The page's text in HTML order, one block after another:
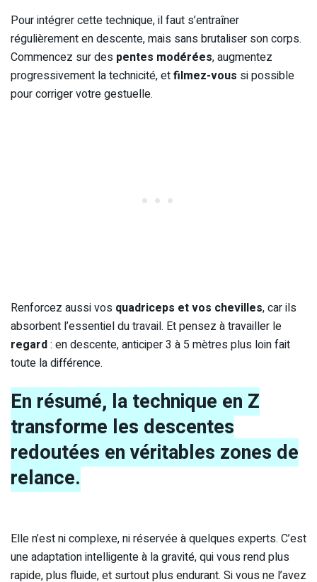
Pour intégrer cette technique, il faut s’entraîner
régulièrement en descente, mais sans brutaliser son corps.
Commencez sur des pentes modérées, augmentez
progressivement la technicité, etfilmez-vous si possible
pour corriger votre gestuelle.
Renforcez aussi vos quadriceps et vos chevilles, car ils
absorbent l’essentiel du travail. Et pensez à travailler le
regard: en descente, anticiper 3 à 5 mètres plus loin fait
toute la différence.
En résumé, la technique en Z
transforme les descentes
redoutées en véritables zones de
relance.
Elle n’est ni complexe, ni réservée à quelques experts. C’est
une adaptation intelligente à la gravité, qui vous rend plus
rapide, plus fluide, et surtout plus endurant. Si vous ne l’avez